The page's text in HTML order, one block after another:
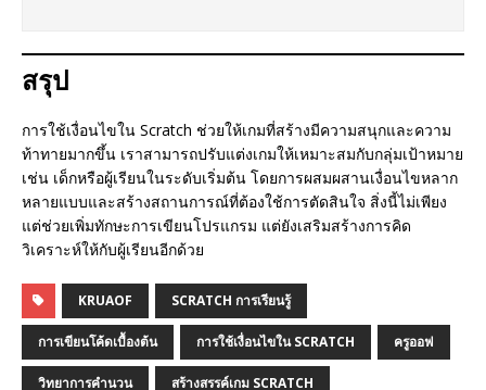
สรุป
การใช้เงื่อนไขใน Scratch ช่วยให้เกมที่สร้างมีความสนุกและความ
ท้าทายมากขึ้น เราสามารถปรับแต่งเกมให้เหมาะสมกับกลุ่มเป้าหมาย
เช่น เด็กหรือผู้เรียนในระดับเริ่มต้น โดยการผสมผสานเงื่อนไขหลาก
หลายแบบและสร้างสถานการณ์ที่ต้องใช้การตัดสินใจ สิ่งนี้ไม่เพียง
แต่ช่วยเพิ่มทักษะการเขียนโปรแกรม แต่ยังเสริมสร้างการคิด
วิเคราะห์ให้กับผู้เรียนอีกด้วย
KRUAOF SCRATCH การเรียนรู้
การเขียนโค้ดเบื้องต้น การใช้เงื่อนไขใน SCRATCH ครูออฟ
วิทยาการคำนวน สร้างสรรค์เกม SCRATCH